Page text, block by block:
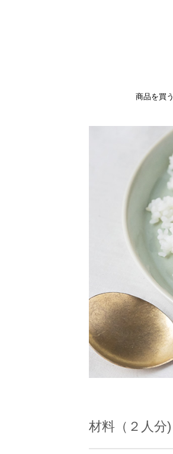
商品を買う
材料（２人分)